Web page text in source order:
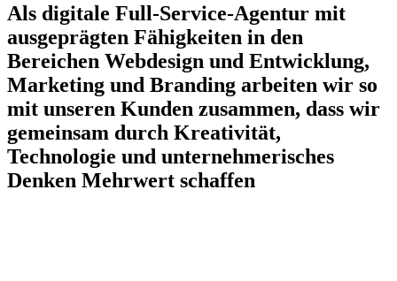
Als digitale Full-Service-Agentur mit
ausgeprägten Fähigkeiten in den
Bereichen Webdesign und Entwicklung,
Marketing und Branding arbeiten wir so
mit unseren Kunden zusammen, dass wir
gemeinsam durch Kreativität,
Technologie und unternehmerisches
Denken Mehrwert schaffen